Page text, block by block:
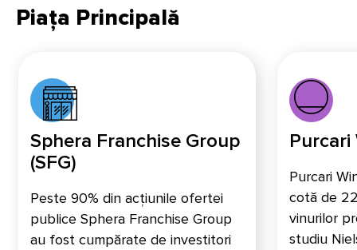
Piața Principală
Sphera Franchise Group
(SFG)
Peste 90% din acțiunile ofertei
publice Sphera Franchise Group
au fost cumpărate de investitori
Purcari
Purcari
cotă de
vinurilor
studiu